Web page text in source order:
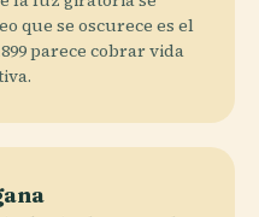
que se oscurece es el
parece cobrar vida